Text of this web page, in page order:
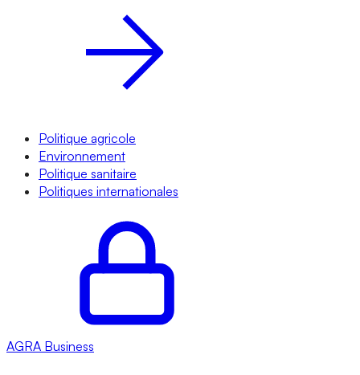
Politique agricole
Environnement
Politique sanitaire
Politiques internationales
AGRA Business